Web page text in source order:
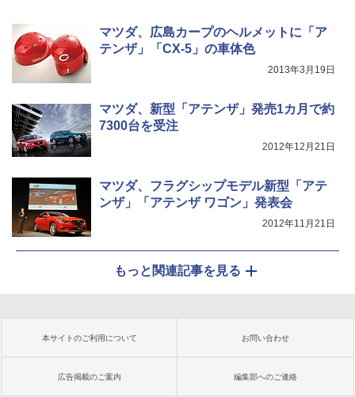
マツダ、広島カープのヘルメットに「ア
テンザ」「CX-5」の車体色
2013年3月19日
マツダ、新型「アテンザ」発売1カ月で約
7300台を受注
2012年12月21日
マツダ、フラグシップモデル新型「アテ
ンザ」「アテンザ ワゴン」発表会
2012年11月21日
もっと関連記事を見る
本サイトのご利用について お問い合わせ
広告掲載のご案内 編集部へのご連絡